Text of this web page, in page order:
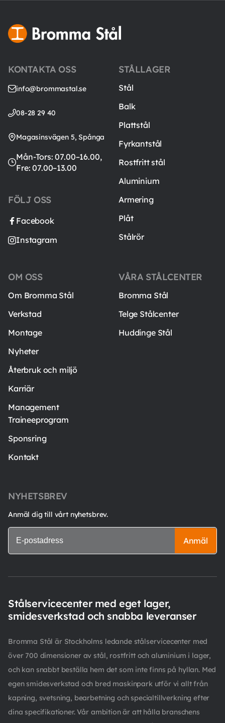
KONTAKTA OSS
info@brommastal.se
08-28 29 40
Magasinsvägen 5, Spånga
Mån-Tors: 07.00–16.00,
Fre: 07.00–13.00
FÖLJ OSS
Facebook
Instagram
STÅLLAGER
Stål
Balk
Plattstål
Fyrkantstål
Rostfritt stål
Aluminium
Armering
Plåt
Stålrör
VÅRA STÅLCENTER
Bromma Stål
Telge Stålcenter
Huddinge Stål
OM OSS
Om Bromma Stål
Verkstad
Montage
Nyheter
Återbruk och miljö
Karriär
Management
Traineeprogram
Sponsring
Kontakt
NYHETSBREV
Anmäl dig till vårt nyhetsbrev.
Anmäl
Stålservicecenter med eget lager,
smidesverkstad och snabba leveranser
Bromma Stål är Stockholms ledande stålservicecenter med
över 700 dimensioner av stål, rostfritt och aluminium i lager,
och kan snabbt beställa hem det som inte finns på hyllan. Med
egen smidesverkstad och bred maskinpark utför vi allt från
kapning, svetsning, bearbetning och specialtillverkning efter
dina specifikationer. Vår ambition är att hålla branschens